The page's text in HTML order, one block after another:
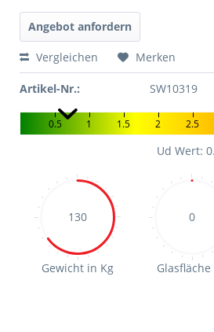
Angebot anfordern
Vergleichen Merken
Artikel-Nr.: SW10319
0.5 1 1.5 2 2.5
Ud Wert:
130
Gewicht in Kg
0
Glasfläche